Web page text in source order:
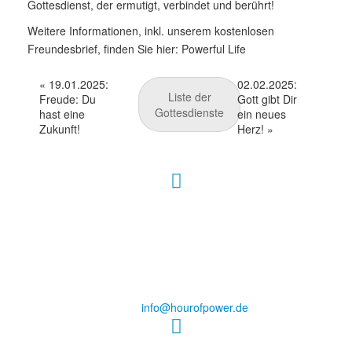
Gottesdienst, der ermutigt, verbindet und berührt!
Weitere Informationen, inkl. unserem kostenlosen
Freundesbrief, finden Sie hier: Powerful Life
« 19.01.2025:
Freude: Du
hast eine
Zukunft!
Liste der
Gottesdienste
02.02.2025:
Gott gibt Dir
ein neues
Herz! »
info@hourofpower.de